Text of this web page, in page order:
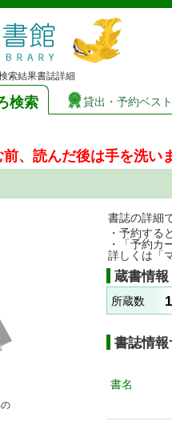
図
索結果書誌詳細
検索 貸出・予約ベスト
、読んだ後は手を洗い
書誌の詳細
・予約する
・「予約カ
詳しくは「
蔵書情報
所蔵数 1
書誌情報
書名